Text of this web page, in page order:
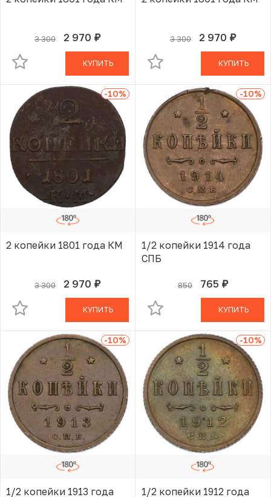
3 300 2 970 руб.
В КОРЗИНЕ
КУПИТЬ
3 300 2 970 руб.
В КОРЗИНЕ
КУПИТЬ
-10%
2 копейки 1801 года КМ
3 300 2 970 руб.
В КОРЗИНЕ
КУПИТЬ
-10%
1/2 копейки 1914 года
СПБ
850 765 руб.
В КОРЗИНЕ
КУПИТЬ
-10%
1/2 копейки 1913 года
-10%
1/2 копейки 1912 года